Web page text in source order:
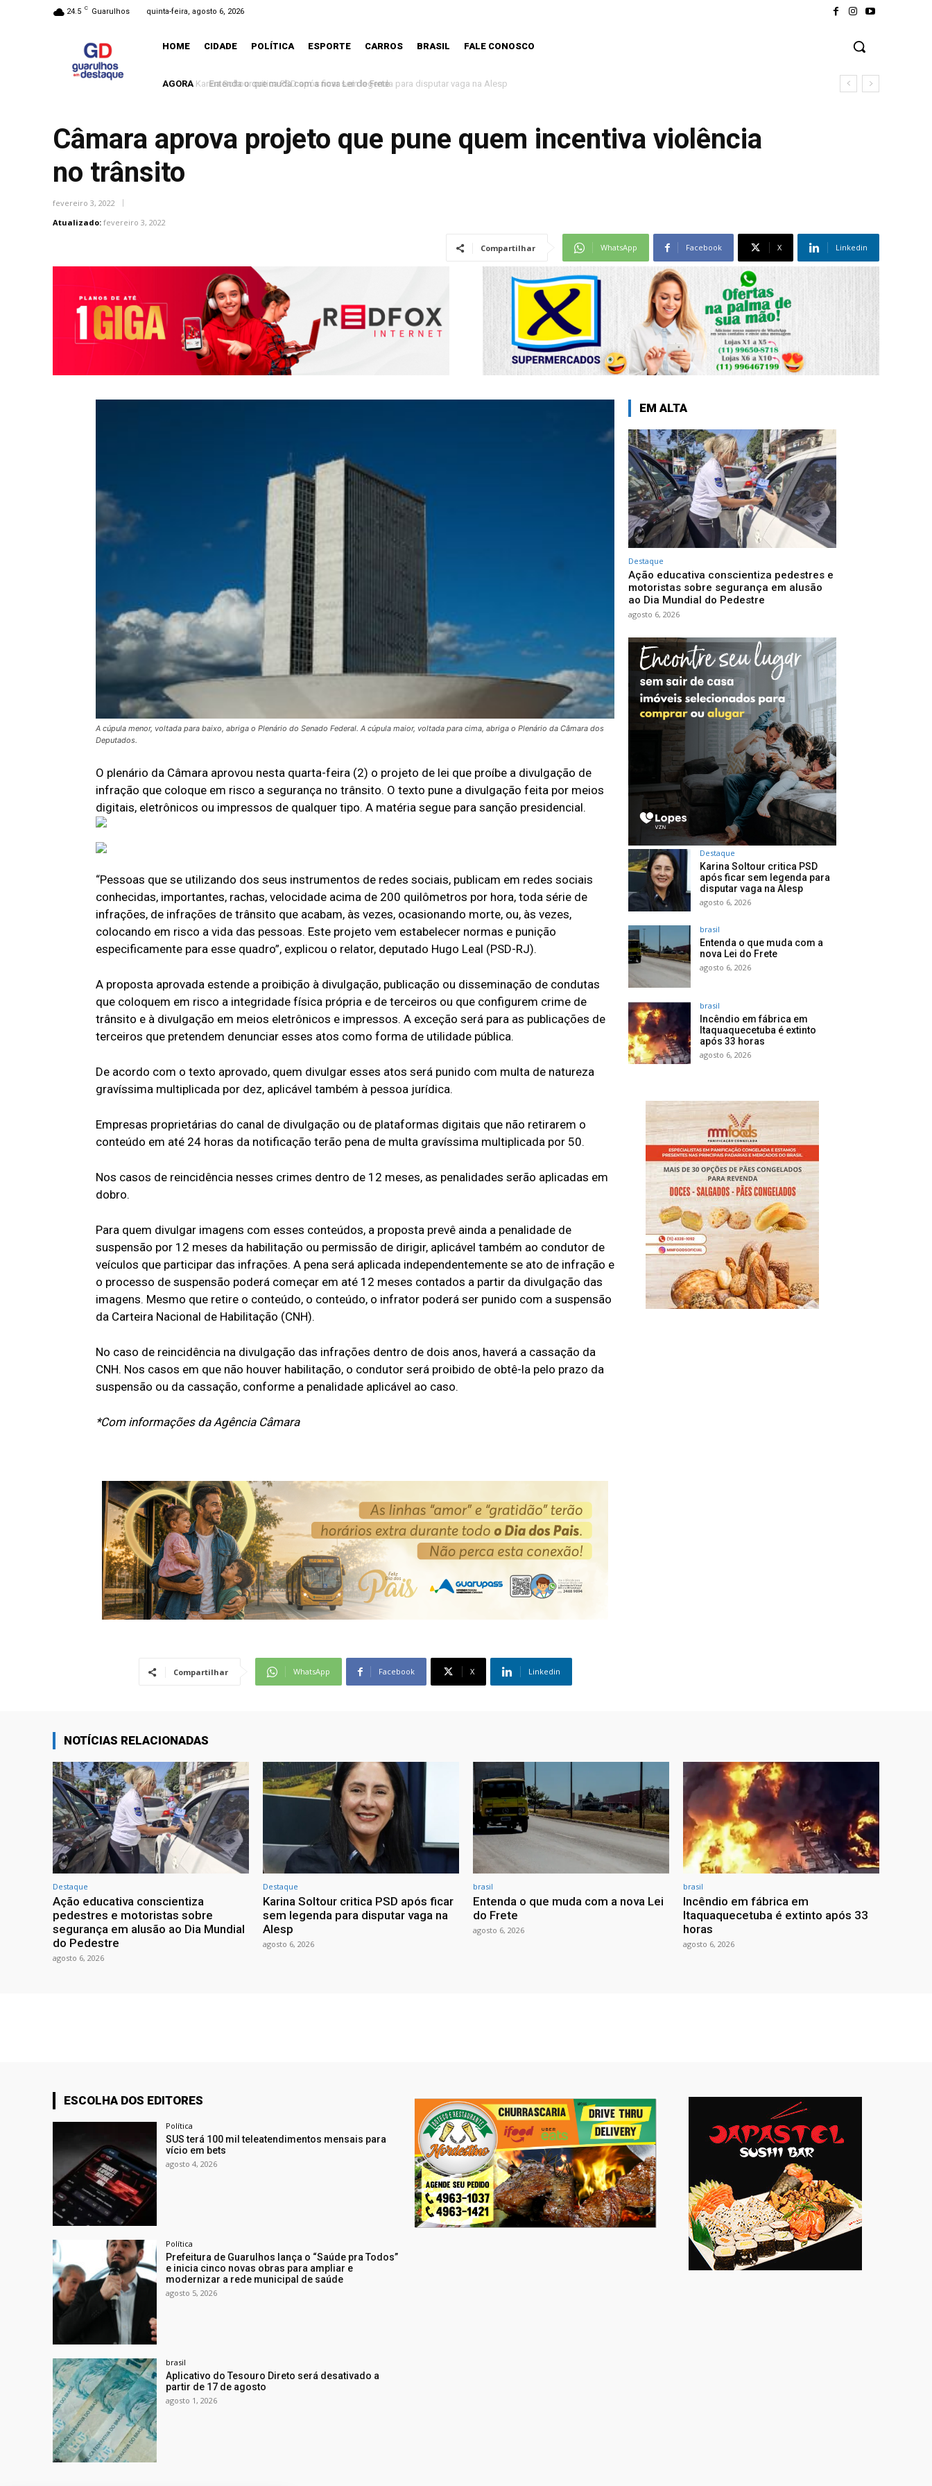
24.5 C Guarulhos quinta-feira, agosto 6, 2026
HOME CIDADE POLÍTICA ESPORTE CARROS BRASIL FALE CONOSCO
AGORA Entenda o que muda com a nova Lei do Frete
Câmara aprova projeto que pune quem incentiva violência
no trânsito
fevereiro 3, 2022
Atualizado: fevereiro 3, 2022
Compartilhar WhatsApp Facebook X Linkedin
A cúpula menor, voltada para baixo, abriga o Plenário do Senado Federal. A cúpula maior, voltada para cima, abriga o Plenário da Câmara dos
Deputados.
O plenário da Câmara aprovou nesta quarta-feira (2) o projeto de lei que proíbe a divulgação de
infração que coloque em risco a segurança no trânsito. O texto pune a divulgação feita por meios
digitais, eletrônicos ou impressos de qualquer tipo. A matéria segue para sanção presidencial.
“Pessoas que se utilizando dos seus instrumentos de redes sociais, publicam em redes sociais
conhecidas, importantes, rachas, velocidade acima de 200 quilômetros por hora, toda série de
infrações, de infrações de trânsito que acabam, às vezes, ocasionando morte, ou, às vezes,
colocando em risco a vida das pessoas. Este projeto vem estabelecer normas e punição
especificamente para esse quadro”, explicou o relator, deputado Hugo Leal (PSD-RJ).
A proposta aprovada estende a proibição à divulgação, publicação ou disseminação de condutas
que coloquem em risco a integridade física própria e de terceiros ou que configurem crime de
trânsito e à divulgação em meios eletrônicos e impressos. A exceção será para as publicações de
terceiros que pretendem denunciar esses atos como forma de utilidade pública.
De acordo com o texto aprovado, quem divulgar esses atos será punido com multa de natureza
gravíssima multiplicada por dez, aplicável também à pessoa jurídica.
Empresas proprietárias do canal de divulgação ou de plataformas digitais que não retirarem o
conteúdo em até 24 horas da notificação terão pena de multa gravíssima multiplicada por 50.
Nos casos de reincidência nesses crimes dentro de 12 meses, as penalidades serão aplicadas em
dobro.
Para quem divulgar imagens com esses conteúdos, a proposta prevê ainda a penalidade de
suspensão por 12 meses da habilitação ou permissão de dirigir, aplicável também ao condutor de
veículos que participar das infrações. A pena será aplicada independentemente se ato de infração e
o processo de suspensão poderá começar em até 12 meses contados a partir da divulgação das
imagens. Mesmo que retire o conteúdo, o conteúdo, o infrator poderá ser punido com a suspensão
da Carteira Nacional de Habilitação (CNH).
No caso de reincidência na divulgação das infrações dentro de dois anos, haverá a cassação da
CNH. Nos casos em que não houver habilitação, o condutor será proibido de obtê-la pelo prazo da
suspensão ou da cassação, conforme a penalidade aplicável ao caso.
*Com informações da Agência Câmara
Compartilhar WhatsApp Facebook X Linkedin
EM ALTA
Destaque
Ação educativa conscientiza pedestres e
motoristas sobre segurança em alusão
ao Dia Mundial do Pedestre
agosto 6, 2026
Destaque
Karina Soltour critica PSD
após ficar sem legenda para
disputar vaga na Alesp
agosto 6, 2026
brasil
Entenda o que muda com a
nova Lei do Frete
agosto 6, 2026
brasil
Incêndio em fábrica em
Itaquaquecetuba é extinto
após 33 horas
agosto 6, 2026
NOTÍCIAS RELACIONADAS
Destaque
Ação educativa conscientiza
pedestres e motoristas sobre
segurança em alusão ao Dia Mundial
do Pedestre
agosto 6, 2026
Destaque
Karina Soltour critica PSD após ficar
sem legenda para disputar vaga na
Alesp
agosto 6, 2026
brasil
Entenda o que muda com a nova Lei
do Frete
agosto 6, 2026
brasil
Incêndio em fábrica em
Itaquaquecetuba é extinto após 33
horas
agosto 6, 2026
ESCOLHA DOS EDITORES
Política
SUS terá 100 mil teleatendimentos mensais para
vício em bets
agosto 4, 2026
Política
Prefeitura de Guarulhos lança o “Saúde pra Todos”
e inicia cinco novas obras para ampliar e
modernizar a rede municipal de saúde
agosto 5, 2026
brasil
Aplicativo do Tesouro Direto será desativado a
partir de 17 de agosto
agosto 1, 2026